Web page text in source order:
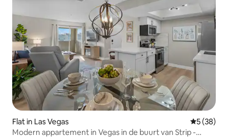
Flat in Las Vegas
5 (38)
Modern appartement in Vegas in de buurt van Strip -